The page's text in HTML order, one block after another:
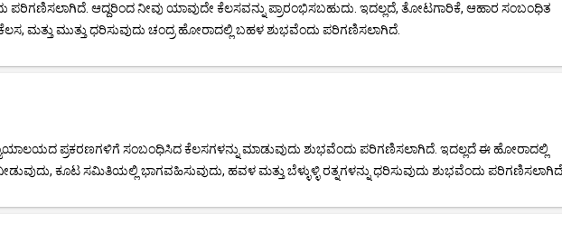
ಪರಿಗಣಿಸಲಾಗಿದೆ. ಆದ್ದರಿಂದ ನೀವು ಯಾವುದೇ ಕೆಲಸವನ್ನು ಪ್ರಾರಂಭಿಸಬಹುದು. ಇದಲ್ಲದೆ, ತೋಟಗಾರಿಕೆ, ಆಹಾರ ಸಂಬಂಧಿತ
ಮತ್ತು ಮುತ್ತು ಧರಿಸುವುದು ಚಂದ್ರ ಹೋರಾದಲ್ಲಿ ಬಹಳ ಶುಭವೆಂದು ಪರಿಗಣಿಸಲಾಗಿದೆ.
ಪ್ರಕರಣಗಳಿಗೆ ಸಂಬಂಧಿಸಿದ ಕೆಲಸಗಳನ್ನು ಮಾಡುವುದು ಶುಭವೆಂದು ಪರಿಗಣಿಸಲಾಗಿದೆ. ಇದಲ್ಲದೆ ಈ ಹೋರಾದಲ್ಲಿ
ಕೂಟ ಸಮಿತಿಯಲ್ಲಿ ಭಾಗವಹಿಸುವುದು, ಹವಳ ಮತ್ತು ಬೆಳ್ಳುಳ್ಳಿ ರತ್ನಗಳನ್ನು ಧರಿಸುವುದು ಶುಭವೆಂದು